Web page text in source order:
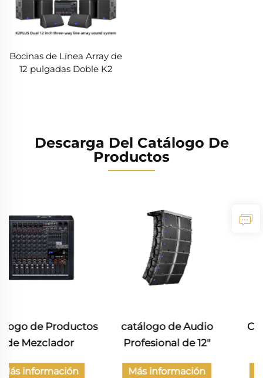
Bocinas de Línea Array de
12 pulgadas Doble K2
Descarga Del Catálogo De
Productos
catálogo de Audio
Profesional de 12"
Más información
Catálogo de Audio
Profesional
Más información